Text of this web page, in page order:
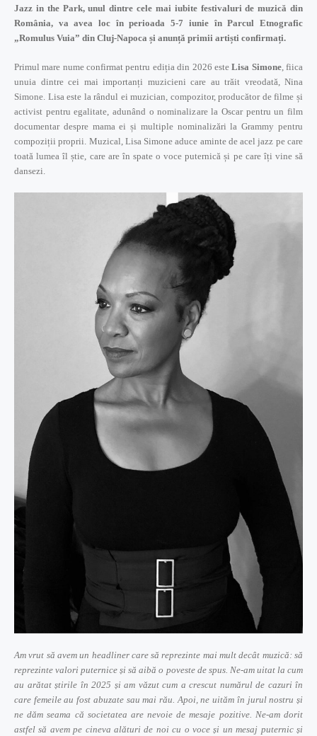
Jazz in the Park, unul dintre cele mai iubite festivaluri de muzică din
România, va avea loc în perioada 5-7 iunie în Parcul Etnografic
„Romulus Vuia” din Cluj-Napoca și anunță primii artiști confirmați.
Primul mare nume confirmat pentru ediția din 2026 esteLisa Simone, fiica
unuia dintre cei mai importanți muzicieni care au trăit vreodată, Nina
Simone. Lisa este la rândul ei muzician, compozitor, producător de filme și
activist pentru egalitate, adunând o nominalizare la Oscar pentru un film
documentar despre mama ei și multiple nominalizări la Grammy pentru
compoziții proprii. Muzical, Lisa Simone aduce aminte de acel jazz pe care
toată lumea îl știe, care are în spate o voce puternică și pe care îți vine să
dansezi.
Am vrut să avem un headliner care să reprezinte mai mult decât muzică: să
reprezinte valori puternice și să aibă o poveste de spus. Ne-am uitat la cum
au arătat știrile în 2025 și am văzut cum a crescut numărul de cazuri în
care femeile au fost abuzate sau mai rău. Apoi, ne uităm în jurul nostru și
ne dăm seama că societatea are nevoie de mesaje pozitive. Ne-am dorit
astfel să avem pe cineva alături de noi cu o voce și un mesaj puternic și